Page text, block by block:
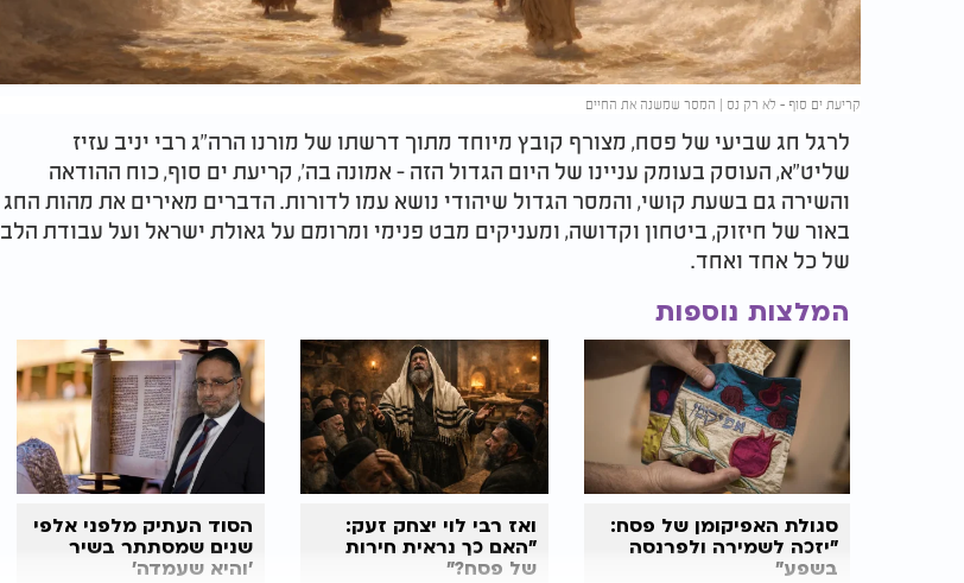
קריעת ים סוף - לא רק נס | המסר שמשנה את החיים
לרגל חג שביעי של פסח, מצורף קובץ מיוחד מתוך דרשתו של מורנו הרה"ג רבי יניב עזיז
שליט"א, העוסק בעומק עניינו של היום הגדול הזה - אמונה בה', קריעת ים סוף, כוח ההודאה
והשירה גם בשעת קושי, והמסר הגדול שיהודי נושא עמו לדורות. הדברים מאירים את מהות החג
באור של חיזוק, ביטחון וקדושה, ומעניקים מבט פנימי ומרומם על גאולת ישראל ועל עבודת הלב
של כל אחד ואחד.
המלצות נוספות
סגולת האפיקומן של פסח:
"יזכה לשמירה ולפרנסה
בשפע"
ואז רבי לוי יצחק זעק:
"האם כך נראית חירות
של פסח?"
הסוד העתיק מלפני אלפי
שנים שמסתתר בשיר
'והיא שעמדה'